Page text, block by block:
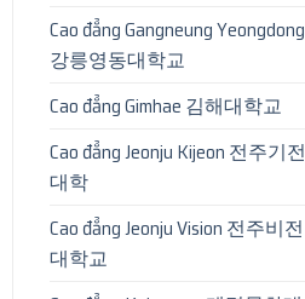
Cao đẳng Gangneung Yeongdong
강릉영동대학교
Cao đẳng Gimhae 김해대학교
Cao đẳng Jeonju Kijeon 전주기전
대학
Cao đẳng Jeonju Vision 전주비전
대학교